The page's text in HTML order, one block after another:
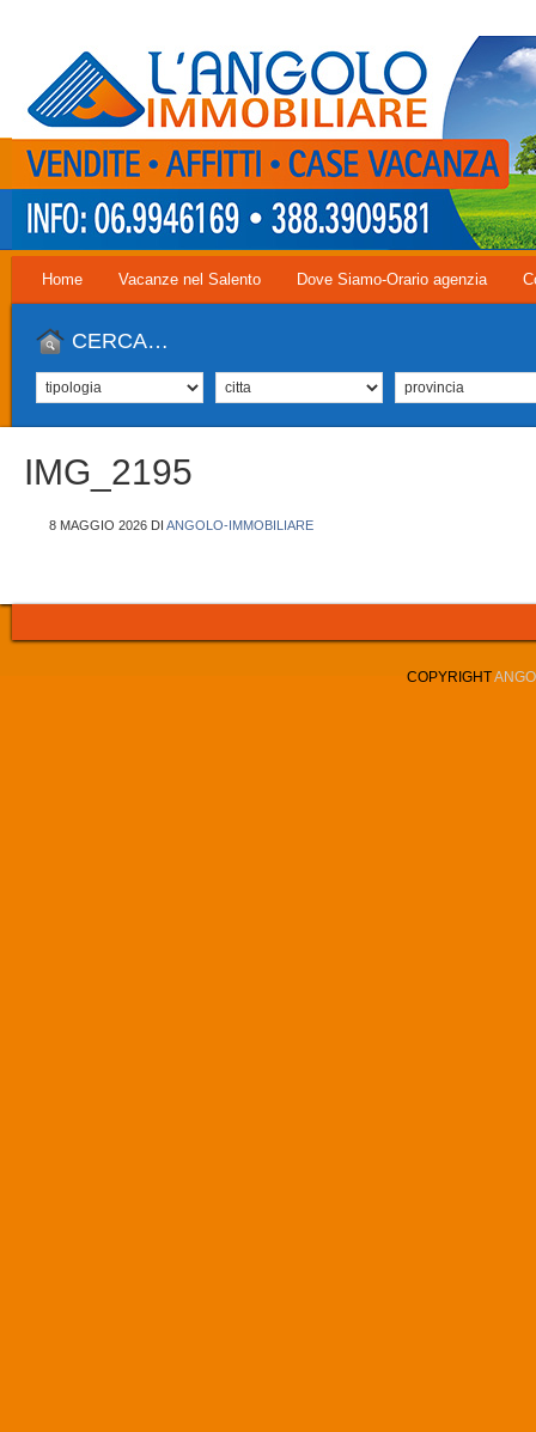
Home Vacanze nel Salento Dove Siamo-Orario agenzia
CERCA…
IMG_2195
8 MAGGIO 2026 DI ANGOLO-IMMOBILIARE
COPYRIGHT